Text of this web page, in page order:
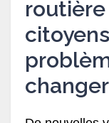
changer